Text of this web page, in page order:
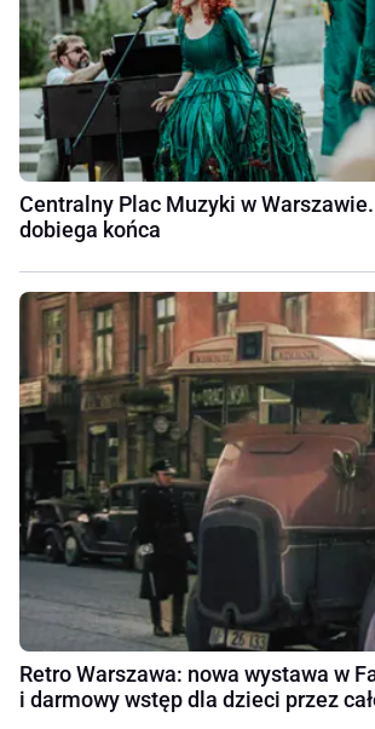
Centralny Plac Muzyki w
dobiega końca
Retro Warszawa: nowa wystawa w
i darmowy wstęp dla dzieci przez